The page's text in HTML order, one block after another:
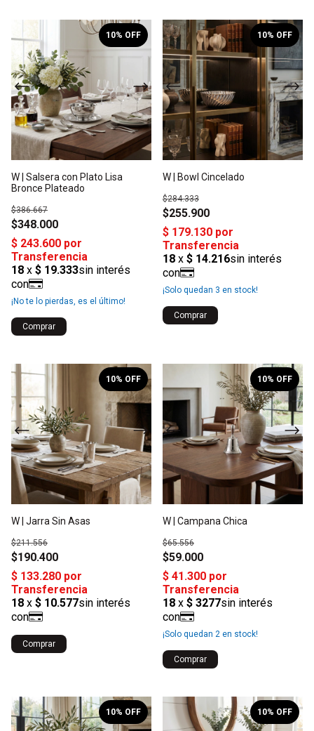
1/2
W | Salsera con Plato Lisa
Bronce Plateado
$348.000
$386.667
10% OFF
¡No te lo pierdas, es el último!
1/2
W | Bowl Cincelado
$255.900
$284.333
10% OFF
¡Solo quedan 3 en stock!
1/2
W | Jarra Sin Asas
$190.400
$211.556
10% OFF
Comprar
1/2
W | Campana Chica
$59.000
$65.556
10% OFF
¡Solo quedan 2 en stock!
1/2
10% OFF 1/2
10% OFF